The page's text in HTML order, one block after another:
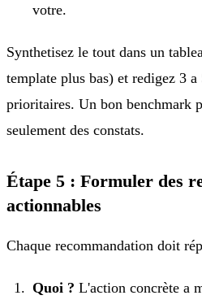
votre.
Synthetisez le tout dans un
template plus bas) et redigez 3
prioritaires. Un bon benchmark
seulement des constats.
Étape 5 : Formuler des
actionnables
Chaque recommandation doit
Quoi ? L'action concrète a